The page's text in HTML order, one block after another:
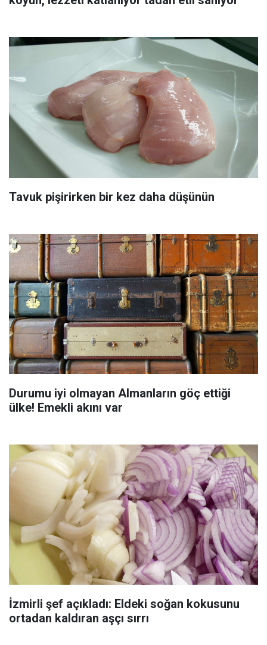
Tavuk pişirirken bir kez daha düşünün
Durumu iyi olmayan Almanların göç ettiği
ülke! Emekli akını var
İzmirli şef açıkladı: Eldeki soğan kokusunu
ortadan kaldıran aşçı sırrı